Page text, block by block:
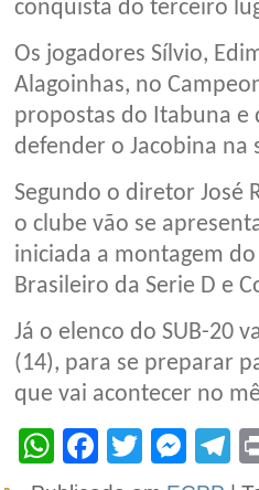
conquista do terceiro
Os jogadores Sílvio,
Alagoinhas, no
propostas do Itabuna e
defender o Jacobina na
Segundo o diretor José
o clube vão se
iniciada a montagem
Brasileiro da Serie D e
Já o elenco do SUB-20
(14), para se preparar
que vai acontecer no
WhatsApp
Facebook
Twitter